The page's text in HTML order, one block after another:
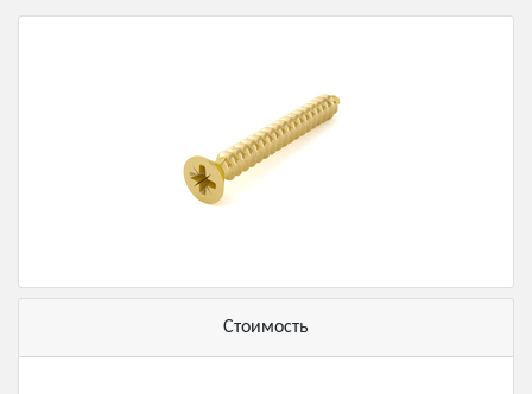
Стоимость